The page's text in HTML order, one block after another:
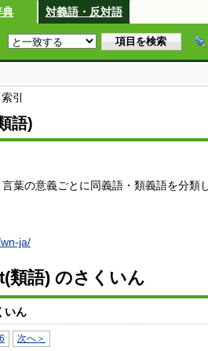
典 対義語・反対語
引
語)
言葉の意義ごとに同義語・類義語を分類
ja/
類語) のさくいん
いん
6 次へ＞